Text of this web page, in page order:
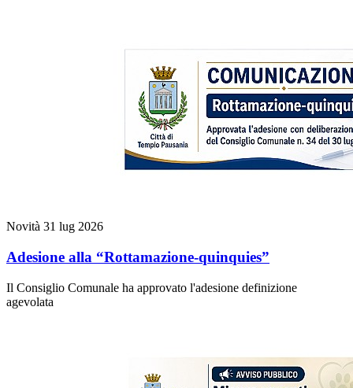
Novità 31 lug 2026
Adesione alla “Rottamazione-quinquies”
Il Consiglio Comunale ha approvato l'adesione definizione
agevolata